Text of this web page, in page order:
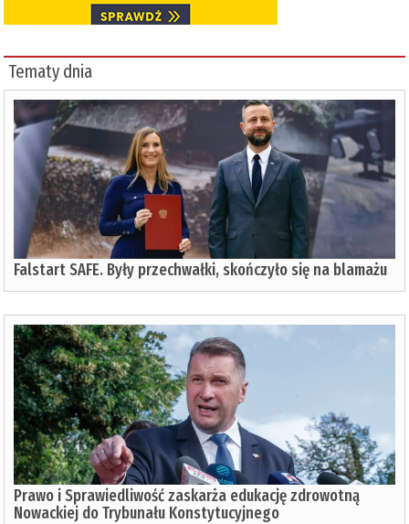
Tematy dnia
Falstart SAFE. Były przechwałki, skończyło się na blamażu
Prawo i Sprawiedliwość zaskarża edukację zdrowotną
Nowackiej do Trybunału Konstytucyjnego